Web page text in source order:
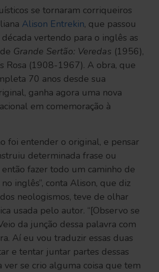
se tornaram corriqueiros
Alison Entrekin, que passou
vertendo para o inglês as
Grande Sertão: Veredas (1956),
Rosa (1908-1967). A obra, que
70 anos desde sua
ganha agora uma nova
em comemoração à
foi entender o original, e pensar
determinada frase ou
então fazer todo um caminho de
inglês”, conta Alison, que diz
neologismos, teve de olhar
usada pelo autor. “[Observo se
da junção dessa palavra com
Aí eu vou traduzir essas duas
e tentar juntar partes dessas
ver se crio alguma coisa que tem